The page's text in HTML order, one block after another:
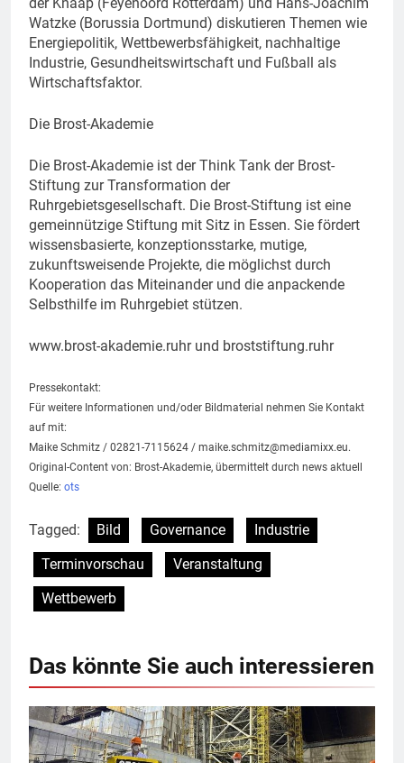
Watzke (Borussia Dortmund) diskutieren Themen wie
Energiepolitik, Wettbewerbsfähigkeit, nachhaltige
Industrie, Gesundheitswirtschaft und Fußball als
Wirtschaftsfaktor.
Die Brost-Akademie
Die Brost-Akademie ist der Think Tank der Brost-
Stiftung zur Transformation der
Ruhrgebietsgesellschaft. Die Brost-Stiftung ist eine
gemeinnützige Stiftung mit Sitz in Essen. Sie fördert
wissensbasierte, konzeptionsstarke, mutige,
zukunftsweisende Projekte, die möglichst durch
Kooperation das Miteinander und die anpackende
Selbsthilfe im Ruhrgebiet stützen.
www.brost-akademie.ruhr und broststiftung.ruhr
Pressekontakt:
Für weitere Informationen und/oder Bildmaterial nehmen Sie Kontakt
auf mit:
Maike Schmitz / 02821-7115624 / maike.schmitz@mediamixx.eu.
Original-Content von: Brost-Akademie, übermittelt durch news aktuell
Quelle: ots
Tagged: Bild Governance
Industrie
Terminvorschau
Veranstaltung
Wettbewerb
Das könnte Sie auch interessieren